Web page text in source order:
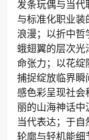
发条玩偶与当
与标准化职业
浪漫；以折中
蛾翅翼的层次
命张力；以花
捕捉绽放临界
感色彩呈现社
丽的山海神话
当代表达；于
轮廓与轻机能